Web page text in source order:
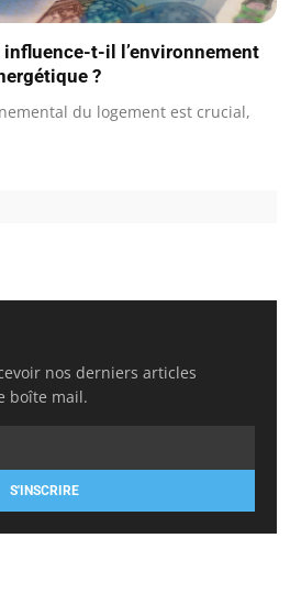
t-il l’environnement
?
du logement est crucial,
nos derniers articles
boîte mail.
S'INSCRIRE